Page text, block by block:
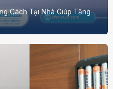
Cách Tại Nhà Giúp Tăng